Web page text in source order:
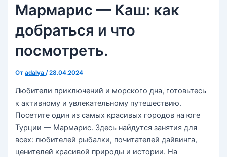
Мармарис — Каш: как
добраться и что
посмотреть.
Отadalya/28.04.2024
Любители приключений и морского дна, готовьтесь
к активному и увлекательному путешествию.
Посетите один из самых красивых городов на юге
Турции — Мармарис. Здесь найдутся занятия для
всех: любителей рыбалки, почитателей дайвинга,
ценителей красивой природы и истории. На